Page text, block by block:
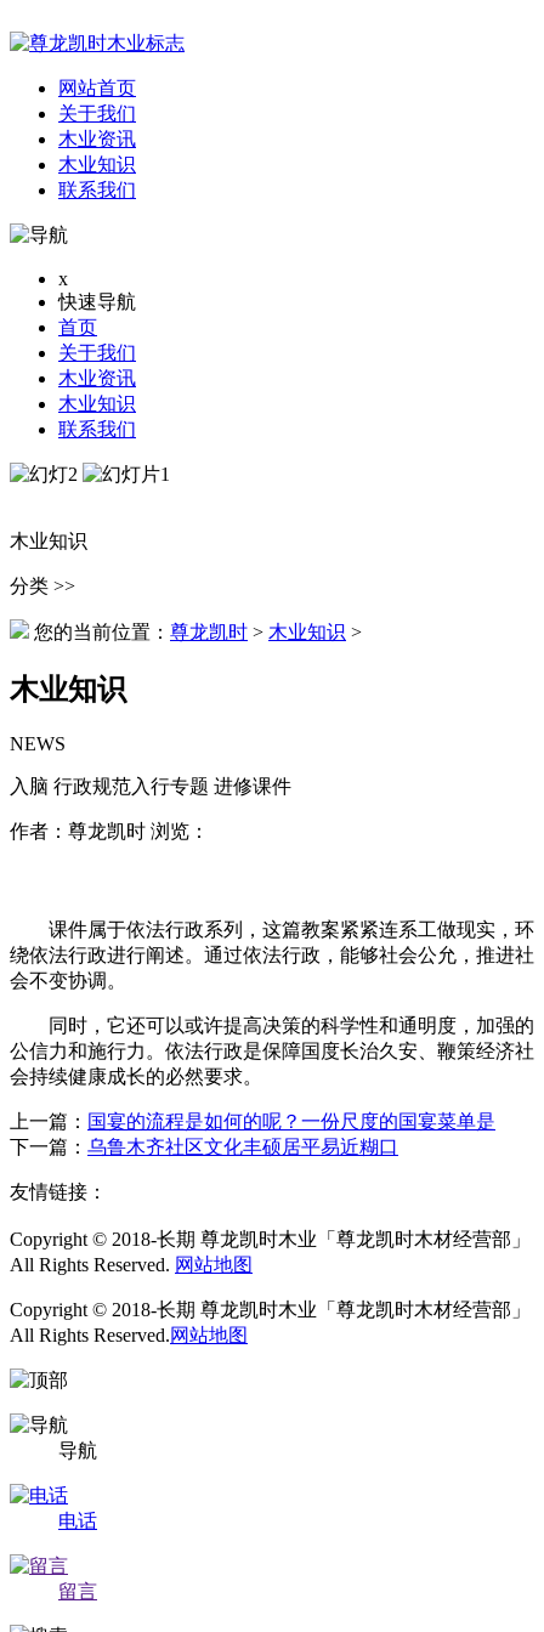
网站首页
关于我们
木业资讯
木业知识
联系我们
x
快速导航
首页
关于我们
木业资讯
木业知识
联系我们
木业知识
分类 >>
您的当前位置： 尊龙凯时 > 木业知识 >
木业知识
NEWS
入脑 行政规范入行专题 进修课件
作者：尊龙凯时 浏览：
课件属于依法行政系列，这篇教案紧紧连系工做现实，环
绕依法行政进行阐述。通过依法行政，能够社会公允，推进社
会不变协调。
同时，它还可以或许提高决策的科学性和通明度，加强的
公信力和施行力。依法行政是保障国度长治久安、鞭策经济社
会持续健康成长的必然要求。
上一篇： 国宴的流程是如何的呢？一份尺度的国宴菜单是
下一篇： 乌鲁木齐社区文化丰硕居平易近糊口
友情链接：
Copyright © 2018-长期 尊龙凯时木业「尊龙凯时木材经营部」
All Rights Reserved. 网站地图
Copyright © 2018-长期 尊龙凯时木业「尊龙凯时木材经营部」
All Rights Reserved.网站地图
导航
电话
留言